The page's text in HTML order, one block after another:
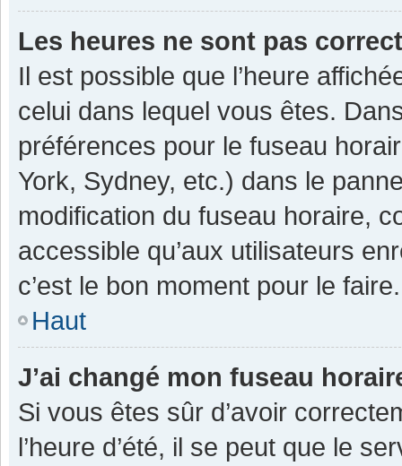
Les heures ne sont pas
Il est possible que l’heure
celui dans lequel vous êtes.
préférences pour le fuseau
York, Sydney, etc.) dans le
modification du fuseau horaire,
accessible qu’aux utilisateurs
c’est le bon moment pour le faire.
Haut
J’ai changé mon fuseau
Si vous êtes sûr d’avoir
l’heure d’été, il se peut que le